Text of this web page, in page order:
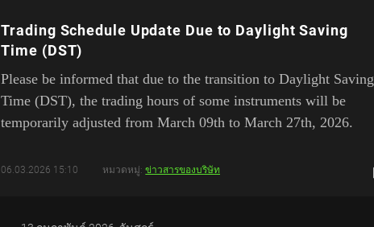
Trading Schedule Update Due to Daylight Saving
Time (DST)
Please be informed that due to the transition to Daylight Saving
Time (DST), the trading hours of some instruments will be
temporarily adjusted from March 09th to March 27th, 2026.
06.03.2026 15:10 หมวดหมู่:ข่าวสารของบริษัท